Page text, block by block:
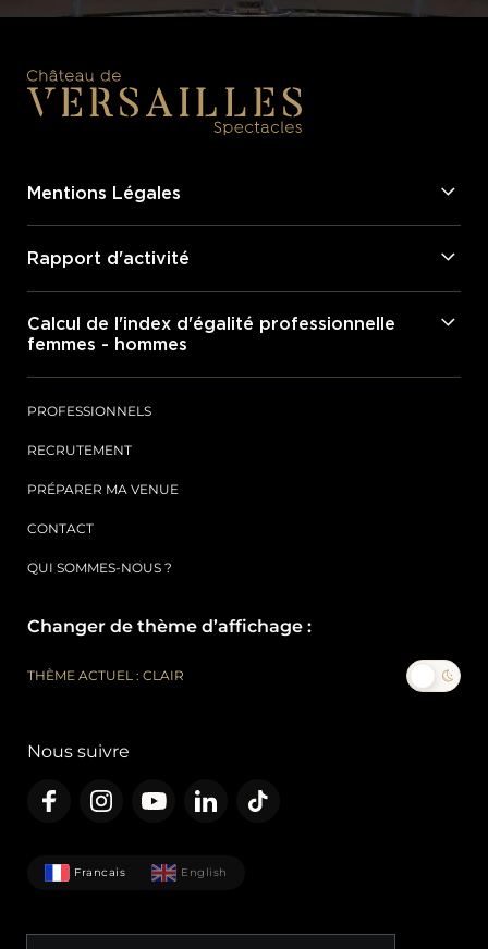
PROFESSIONNELS
RECRUTEMENT
PRÉPARER MA VENUE
CONTACT
QUI SOMMES-NOUS ?
Mentions Légales
Rapport d'activité
Calcul de l'index d'égalité professionnelle
femmes - hommes
Changer de thème d’affichage :
THÈME ACTUEL : CLAIR
Nous suivre
Francais English